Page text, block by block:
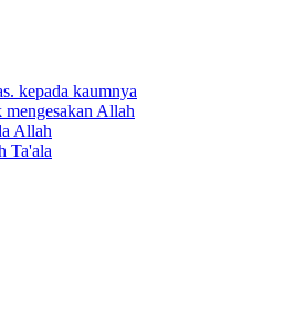
kepada kaumnya
mengesakan Allah
Allah
Ta'ala